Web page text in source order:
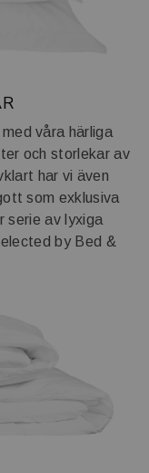
våra härliga
och storlekar av
har vi även
som exklusiva
serie av lyxiga
by Bed &